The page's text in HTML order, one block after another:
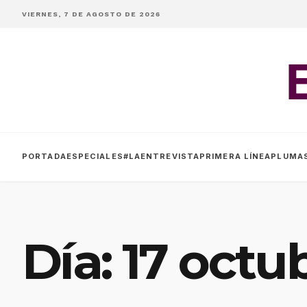
VIERNES, 7 DE AGOSTO DE 2026
PORTADAESPECIALES#LAENTREVISTAPRIMERA LÍNEA
Día:17